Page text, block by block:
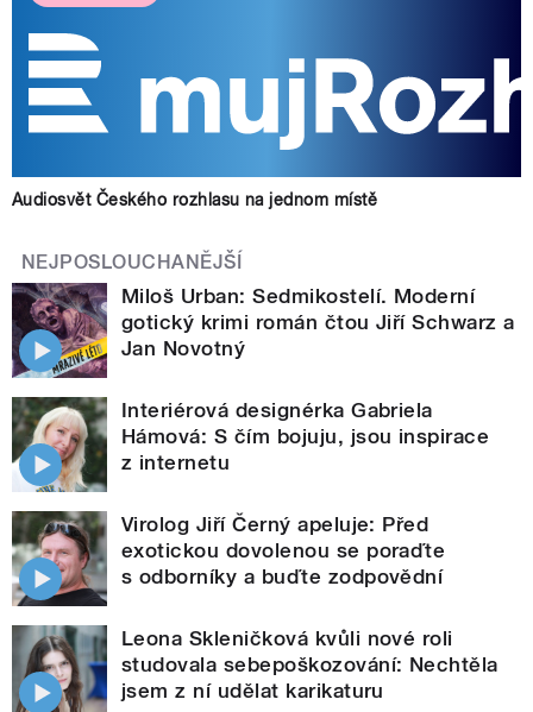
Audiosvět Českého rozhlasu na jednom místě
NEJPOSLOUCHANĚJŠÍ
Miloš Urban: Sedmikostelí. Moderní
gotický krimi román čtou Jiří Schwarz a
Jan Novotný
Interiérová designérka Gabriela
Hámová: S čím bojuju, jsou inspirace
z internetu
Virolog Jiří Černý apeluje: Před
exotickou dovolenou se poraďte
s odborníky a buďte zodpovědní
Leona Skleničková kvůli nové roli
studovala sebepoškozování: Nechtěla
jsem z ní udělat karikaturu